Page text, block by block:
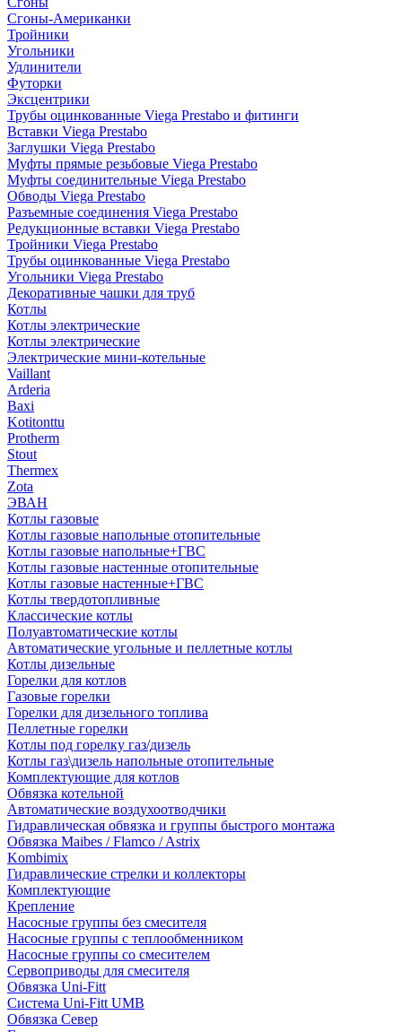
Сгоны-Американки
Тройники
Угольники
Удлинители
Футорки
Эксцентрики
Трубы оцинкованные Viega Prestabo и фитинги
Вставки Viega Prestabo
Заглушки Viega Prestabo
Муфты прямые резьбовые Viega Prestabo
Муфты соединительные Viega Prestabo
Обводы Viega Prestabo
Разъемные соединения Viega Prestabo
Редукционные вставки Viega Prestabo
Тройники Viega Prestabo
Трубы оцинкованные Viega Prestabo
Угольники Viega Prestabo
Декоративные чашки для труб
Котлы
Котлы электрические
Котлы электрические
Электрические мини-котельные
Vaillant
Arderia
Baxi
Kotitonttu
Protherm
Stout
Thermex
Zota
ЭВАН
Котлы газовые
Котлы газовые напольные отопительные
Котлы газовые напольные+ГВС
Котлы газовые настенные отопительные
Котлы газовые настенные+ГВС
Котлы твердотопливные
Классические котлы
Полуавтоматические котлы
Автоматические угольные и пеллетные котлы
Котлы дизельные
Горелки для котлов
Газовые горелки
Горелки для дизельного топлива
Пеллетные горелки
Котлы под горелку газ/дизель
Котлы газ\дизель напольные отопительные
Комплектующие для котлов
Обвязка котельной
Автоматические воздухоотводчики
Гидравлическая обвязка и группы быстрого монтажа
Обвязка Maibes / Flamco / Astrix
Kombimix
Гидравлические стрелки и коллекторы
Комплектующие
Крепление
Насосные группы без смесителя
Насосные группы с теплообменником
Насосные группы со смесителем
Сервоприводы для смесителя
Обвязка Uni-Fitt
Система Uni-Fitt UMB
Обвязка Север